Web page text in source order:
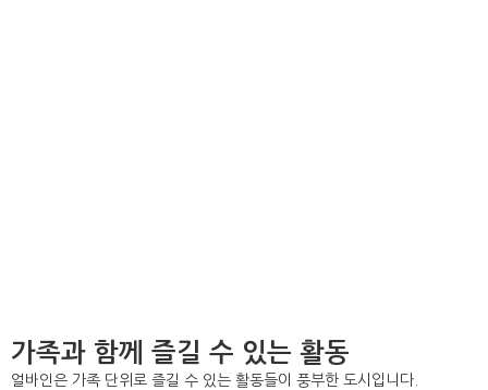
가족과 함께 즐길 수 있는 활동
얼바인은 가족 단위로 즐길 수 있는 활동들이 풍부한 도시입니다.